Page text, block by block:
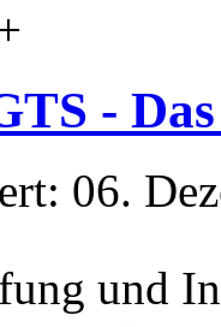
-
06.
und